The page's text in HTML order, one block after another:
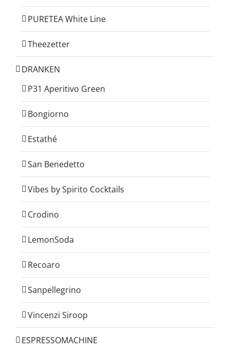
PURETEA White Line
Theezetter
DRANKEN
P31 Aperitivo Green
Bongiorno
Estathé
San Benedetto
Vibes by Spirito Cocktails
Crodino
LemonSoda
Recoaro
Sanpellegrino
Vincenzi Siroop
ESPRESSOMACHINE